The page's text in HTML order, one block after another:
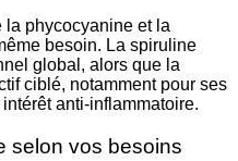
phycocyanine et la
besoin. La spiruline
global, alors que la
ciblé, notamment pour ses
anti-inflammatoire.
selon vos besoins